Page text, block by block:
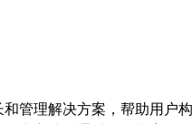
管理解决方案，帮助用户